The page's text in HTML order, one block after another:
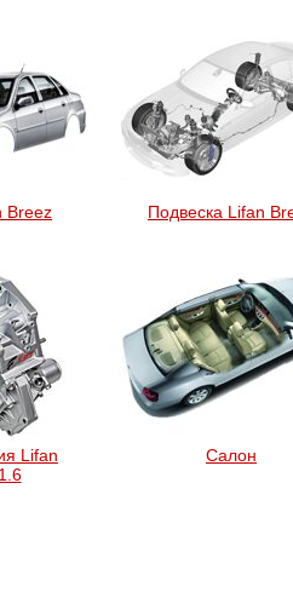
Breez Подвеска Lifan
Lifan
Салон